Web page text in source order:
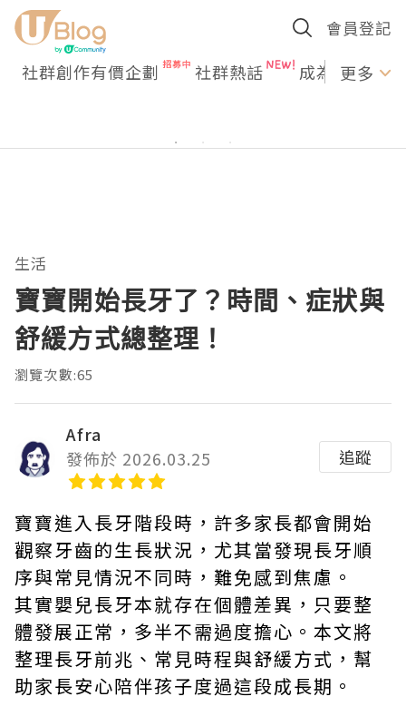
會員登記
社群創作有價企劃 社群熱話 成為U更多
生活
寶寶開始長牙了？時間、症狀與
舒緩方式總整理！
瀏覽次數:65
Afra
發佈於 2026.03.25
追蹤
寶寶進入長牙階段時，許多家長都會開始
觀察牙齒的生長狀況，尤其當發現長牙順
序與常見情況不同時，難免感到焦慮。
其實嬰兒長牙本就存在個體差異，只要整
體發展正常，多半不需過度擔心。本文將
整理長牙前兆、常見時程與舒緩方式，幫
助家長安心陪伴孩子度過這段成長期。